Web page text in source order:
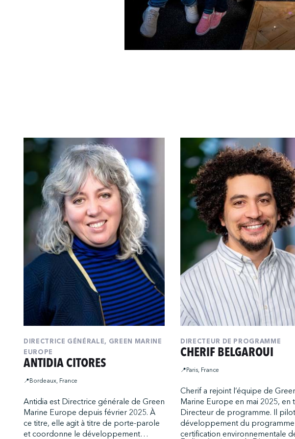
DIRECTRICE GÉNÉRALE, GREEN MARINE
EUROPE
ANTIDIA CITORES
📍Bordeaux, France
Antidia est Directrice générale de Green
Marine Europe depuis février 2025. À
ce titre, elle agit à titre de porte-parole
et coordonne le développement
DIRECTEUR DE PROGRAMME
CHERIF BELGAROUI
📍Paris, France
Cherif a rejoint l’équipe de
Marine Europe en mai 2025, en
Directeur de programme. Il
développement du
certification environnementale